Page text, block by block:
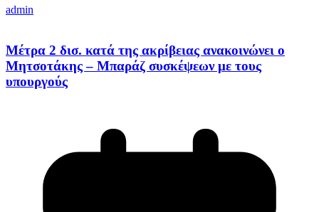
admin
Μέτρα 2 δισ. κατά της ακρίβειας ανακοινώνει ο
Μητσοτάκης – Μπαράζ συσκέψεων με τους
υπουργούς